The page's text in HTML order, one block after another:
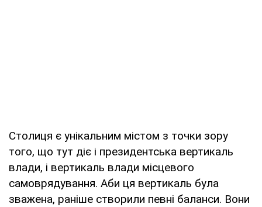
Столиця є унікальним містом з точки зору
того, що тут діє і президентська вертикаль
влади, і вертикаль влади місцевого
самоврядування. Аби ця вертикаль була
зважена, раніше створили певні баланси. Вони